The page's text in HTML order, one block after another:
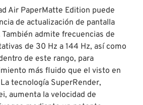
Air PaperMatte Edition puede
de actualización de pantalla
También admite frecuencias de
de 30 Hz a 144 Hz, así como
de este rango, para
más fluido que el visto en
tecnología SuperRender,
aumenta la velocidad de